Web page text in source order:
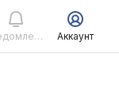
Уведомления Аккаунт